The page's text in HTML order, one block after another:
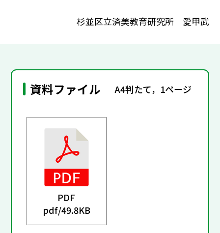
杉並区立済美教育研究所 愛甲武
資料ファイル A4判たて，1ページ
PDF
pdf/49.8KB